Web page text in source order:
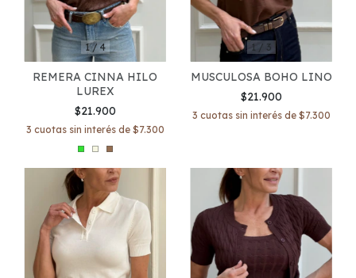
1/4
REMERA CINNA HILO
LUREX
$21.900
3 cuotas sin interés de $7.300
1 / 3
MUSCULOSA BOHO LINO
$21.900
3 cuotas sin interés de $7.300